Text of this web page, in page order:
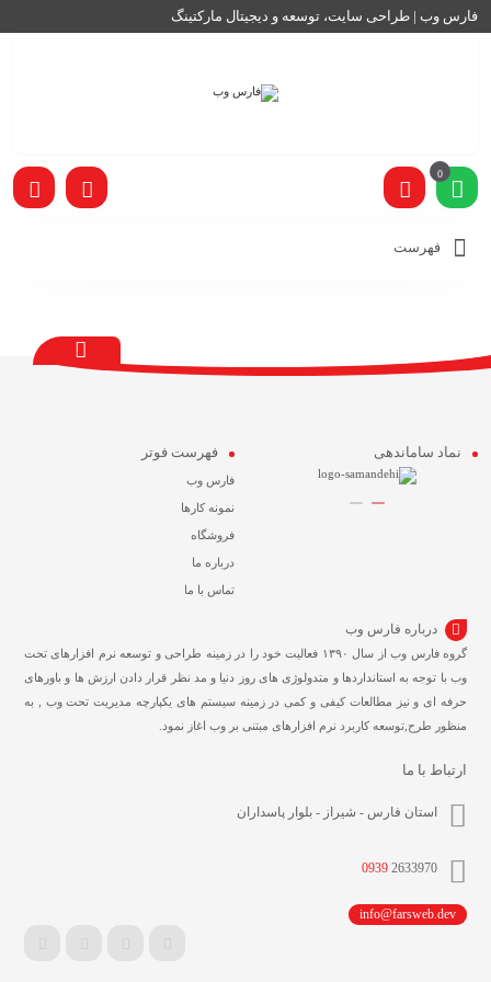
فارس وب | طراحی سایت، توسعه و دیجیتال مارکتینگ
0
فهرست
نماد ساماندهی فهرست فوتر
فارس وب
نمونه کارها
فروشگاه
درباره ما
تماس با ما
درباره فارس وب
گروه فارس وب از سال ۱۳۹۰ فعالیت خود را در زمینه طراحی و توسعه نرم افزارهای تحت
وب با توجه به استانداردها و متدولوژی های روز دنیا و مد نظر قرار دادن ارزش ها و باورهای
حرفه ای و نیز مطالعات کیفی و کمی در زمینه سیستم های یکپارچه مدیریت تحت وب , به
منظور طرح,توسعه کاربرد نرم افزارهای مبتنی بر وب اغاز نمود.
ارتباط با ما
استان فارس - شیراز - بلوار پاسداران
0939 2633970
info@farsweb.dev